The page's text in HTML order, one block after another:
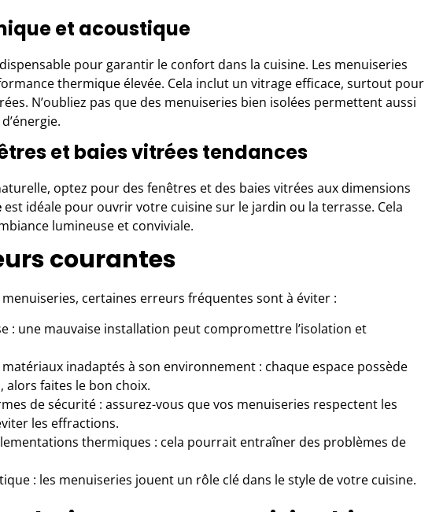
et acoustique
pour garantir le confort dans la cuisine. Les menuiseries
thermique élevée. Cela inclut un vitrage efficace, surtout pour
N’oubliez pas que des menuiseries bien isolées permettent aussi
et baies vitrées tendances
optez pour des fenêtres et des baies vitrées aux dimensions
est idéale pour ouvrir votre cuisine sur le jardin ou la terrasse. Cela
lumineuse et conviviale.
courantes
certaines erreurs fréquentes sont à éviter :
: une mauvaise installation peut compromettre l’isolation et
matériaux inadaptés à son environnement : chaque espace possède
alors faites le bon choix.
de sécurité : assurez-vous que vos menuiseries respectent les
les effractions.
thermiques : cela pourrait entraîner des problèmes de
: les menuiseries jouent un rôle clé dans le style de votre cuisine.